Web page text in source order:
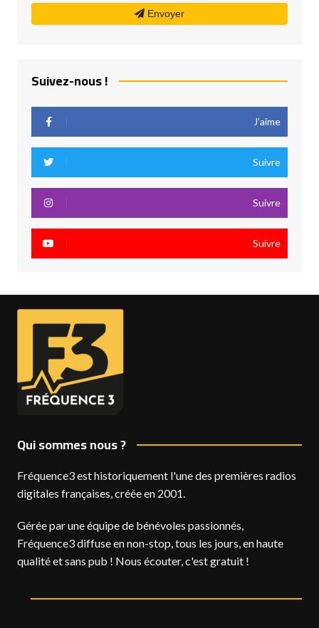
Envoyer
Suivez-nous !
J’aime
Suivre
Suivre
Suivre
Qui sommes nous ?
Fréquence3 est historiquement l'une des premières radios
digitales françaises, créée en 2001.
Gérée par une équipe de bénévoles passionnés,
Fréquence3 diffuse en non-stop, tous les jours, en haute
qualité et sans pub ! Nous écouter, c'est gratuit !